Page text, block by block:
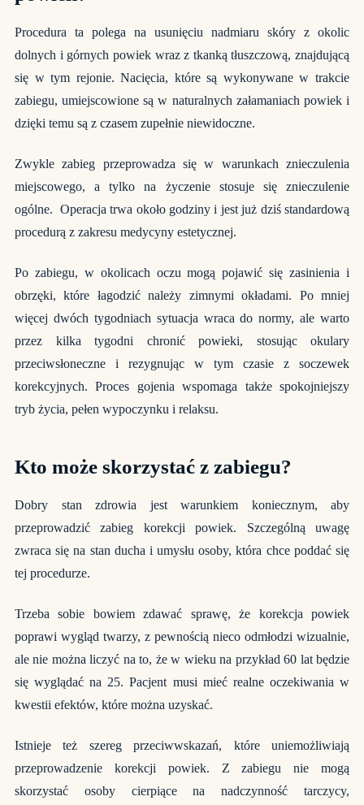
Procedura ta polega na usunięciu nadmiaru skóry z okolic
dolnych i górnych powiek wraz z tkanką tłuszczową, znajdującą
się w tym rejonie. Nacięcia, które są wykonywane w trakcie
zabiegu, umiejscowione są w naturalnych załamaniach powiek i
dzięki temu są z czasem zupełnie niewidoczne.
Zwykle zabieg przeprowadza się w warunkach znieczulenia
miejscowego, a tylko na życzenie stosuje się znieczulenie
ogólne. Operacja trwa około godziny i jest już dziś standardową
procedurą z zakresu medycyny estetycznej.
Po zabiegu, w okolicach oczu mogą pojawić się zasinienia i
obrzęki, które łagodzić należy zimnymi okładami. Po mniej
więcej dwóch tygodniach sytuacja wraca do normy, ale warto
przez kilka tygodni chronić powieki, stosując okulary
przeciwsłoneczne i rezygnując w tym czasie z soczewek
korekcyjnych. Proces gojenia wspomaga także spokojniejszy
tryb życia, pełen wypoczynku i relaksu.
Kto może skorzystać z zabiegu?
Dobry stan zdrowia jest warunkiem koniecznym, aby
przeprowadzić zabieg korekcji powiek. Szczególną uwagę
zwraca się na stan ducha i umysłu osoby, która chce poddać się
tej procedurze.
Trzeba sobie bowiem zdawać sprawę, że korekcja powiek
poprawi wygląd twarzy, z pewnością nieco odmłodzi wizualnie,
ale nie można liczyć na to, że w wieku na przykład 60 lat będzie
się wyglądać na 25. Pacjent musi mieć realne oczekiwania w
kwestii efektów, które można uzyskać.
Istnieje też szereg przeciwwskazań, które uniemożliwiają
przeprowadzenie korekcji powiek. Z zabiegu nie mogą
skorzystać osoby cierpiące na nadczynność tarczycy,